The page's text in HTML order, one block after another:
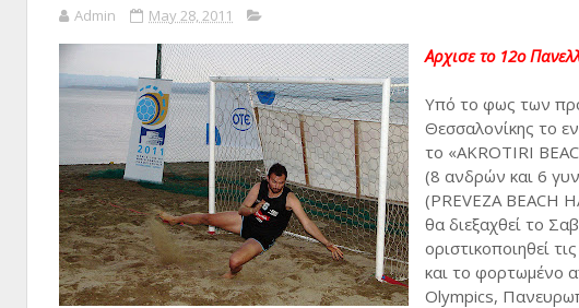
Admin May 28, 2011
Αρχισε το 12ο
Υπό το φως των
Θεσσαλονίκης το
το «AKROTIRI
(8 ανδρών και 6
(PREVEZA BEACH
θα διεξαχθεί το
οριστικοποιηθεί
και το φορτωμένο
Olympics,